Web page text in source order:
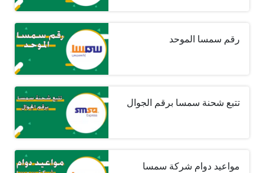
رقم سمسا الموحد
تتبع شحنة سمسا برقم الجوال
مواعيد دوام شركة سمسا